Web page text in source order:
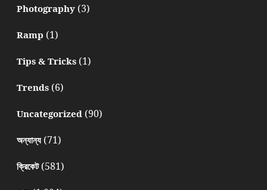
Photography(3)
Ramp (1)
Tips & Tricks(1)
Trends(6)
Uncategorized(90)
অন্যান্য(71)
ক্রিকেট(581)